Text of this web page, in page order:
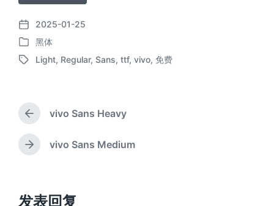
发
布
日
2025-01-25
发
布
黑体
标
Light, Regular, Sans, ttf, vivo, 免费
上
篇
文
章
vivo Sans Heavy
下
：
vivo Sans Medium
发表回复